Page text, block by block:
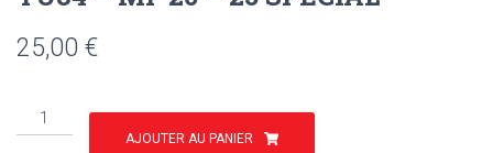
25,00 €
quantité
de
AJOUTER AU PANIER